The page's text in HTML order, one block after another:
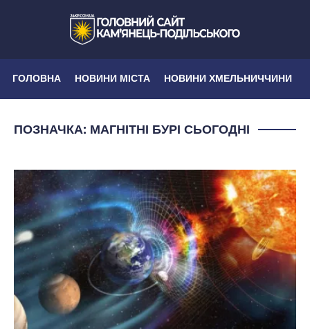
ГОЛОВНА НОВИНИ МІСТА НОВИНИ ХМЕЛЬНИЧЧИНИ
ПОЗНАЧКА: МАГНІТНІ БУРІ СЬОГОДНІ